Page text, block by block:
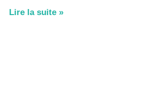
Lire la suite »